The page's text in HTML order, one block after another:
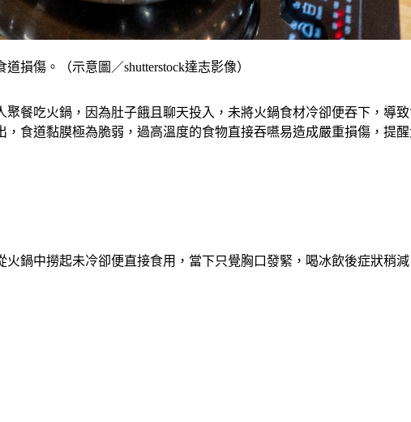
損傷。（示意圖／shutterstock達志影像）
聚餐吃火鍋，因為肚子餓且聊天投入，未將火鍋食材冷卻便吞下，導
食道黏膜極為脆弱，過高溫度的食物直接吞嚥易造成嚴重損傷，提
鍋中撈起未冷卻便直接食用，當下只覺胸口發緊，喝冰飲後症狀稍